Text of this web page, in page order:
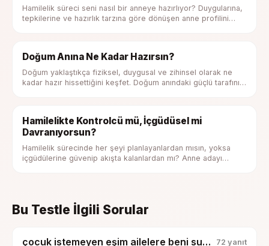
Hamilelik süreci seni nasıl bir anneye hazırlıyor? Duygularına,
tepkilerine ve hazırlık tarzına göre dönüşen anne profilini
Doğum Anına Ne Kadar Hazırsın?
Doğum yaklaştıkça fiziksel, duygusal ve zihinsel olarak ne
kadar hazır hissettiğini keşfet. Doğum anındaki güçlü tarafını
Hamilelikte Kontrolcü mü, İçgüdüsel mi
Davranıyorsun?
Hamilelik sürecinde her şeyi planlayanlardan mısın, yoksa
içgüdülerine güvenip akışta kalanlardan mı? Anne adayı
Bu Testle İlgili Sorular
çocuk istemeyen eşim ailelere beni suçlu gösterdi, bunu nasıl sindireyim? 72 yanıt